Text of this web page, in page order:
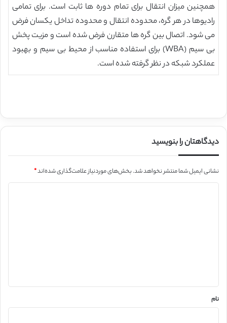
همچنین میزان انتقال برای تمام دوره ها ثابت است. برای تمامی
رادیوها در هر گره، محدوده انتقال و محدوده تداخل یکسان فرض
می شود. اتصال بین گره ها متقارن فرض شده است و مزیت پخش
بی سیم (WBA) برای استفاده مناسب از محیط بی سیم و بهبود
عملکرد شبکه در نظر گرفته شده است.
دیدگاهتان را بنویسید
نشانی ایمیل شما منتشر نخواهد شد.بخش‌های موردنیاز علامت‌گذاری شده‌اند*
نام